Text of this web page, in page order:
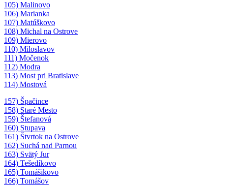
105) Malinovo
106) Marianka
107) Matúškovo
108) Michal na Ostrove
109) Mierovo
110) Miloslavov
111) Močenok
112) Modra
113) Most pri Bratislave
114) Mostová
157) Špačince
158) Staré Mesto
159) Štefanová
160) Stupava
161) Štvrtok na Ostrove
162) Suchá nad Parnou
163) Svätý Jur
164) Tešedíkovo
165) Tomášikovo
166) Tomášov